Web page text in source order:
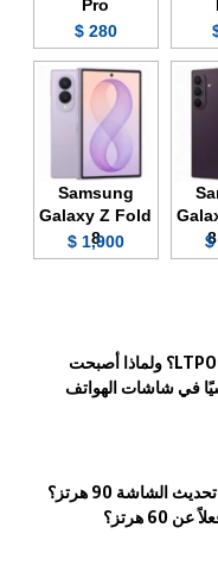
Pro
280 $
Samsung
Galaxy Z Fold
8
1,900 $
ما هي تقنية LTPO؟ ولماذا أصبحت
في شاشات الهواتف
ما هو معدل تحديث الشاشة 90 هرتز؟
60 هرتز؟